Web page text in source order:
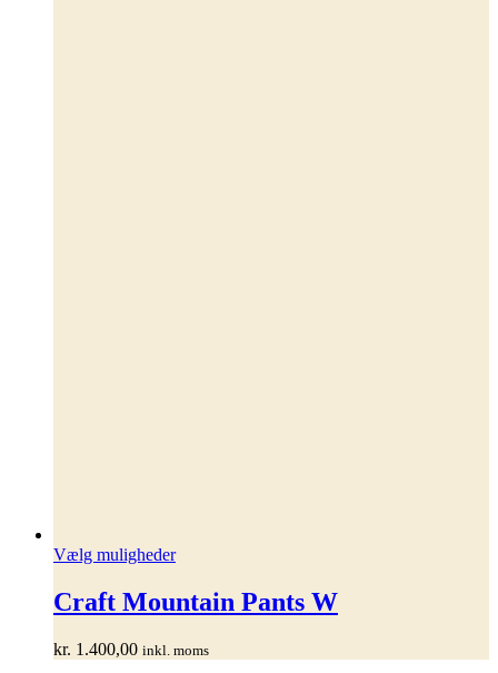
Vælg mulighederDette
har
flere
Mulighederne
Craft Mountain Pants W
kr. 1.400,00 inkl. moms